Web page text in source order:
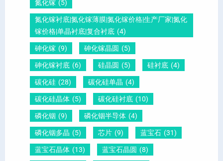
？
晶
氮化镓 (5)
氮化镓衬底|氮化镓薄膜|氮化镓价格|生产厂家|氮化
镓价格|单晶衬底|复合衬底 (4)
砷化镓 (9) 砷化镓晶圆 (5)
砷化镓衬底 (6) 硅晶圆 (5) 硅衬底 (4)
碳化硅 (28) 碳化硅单晶 (4)
碳化硅晶体 (5) 碳化硅衬底 (10)
磷化铟 (9) 磷化铟半导体 (4)
磷化铟多晶 (5) 芯片 (9) 蓝宝石 (31)
蓝宝石晶体 (13) 蓝宝石晶圆 (8)